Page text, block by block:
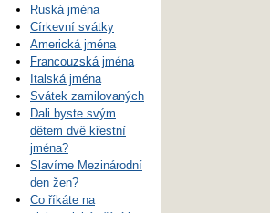
Ruská jména
Církevní svátky
Americká jména
Francouzská jména
Italská jména
Svátek zamilovaných
Dali byste svým
dětem dvě křestní
jména?
Slavíme Mezinárodní
den žen?
Co říkáte na